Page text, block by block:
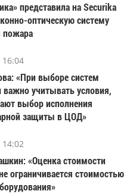
представила на Securika
оптическую систему
пожара
16:04
«При выборе систем
важно учитывать условия,
выбор исполнения
защиты в ЦОД»
14:02
«Оценка стоимости
ограничивается стоимостью